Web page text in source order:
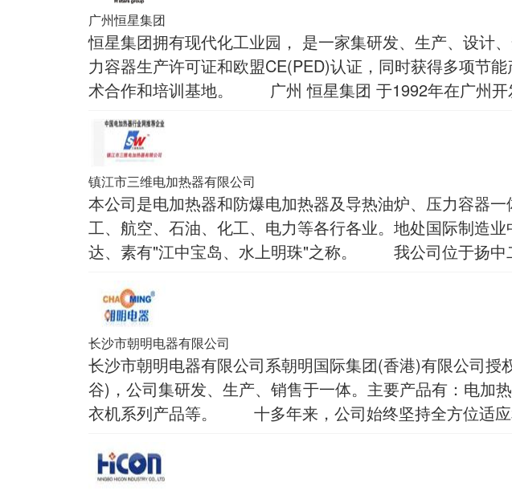
广州恒星集团
恒星集团拥有现代化工业园， 是一家集研发、生产、设计
力容器生产许可证和欧盟CE(PED)认证，同时获得多项节
术合作和培训基地。 广州 恒星集团 于1992年在广州开
镇江市三维电加热器有限公司
本公司是电加热器和防爆电加热器及导热油炉、压力容器
工、航空、石油、化工、电力等各行各业。地处国际制造
达、素有"江中宝岛、水上明珠"之称。 我公司位于扬中
长沙市朝明电器有限公司
长沙市朝明电器有限公司系朝明国际集团(香港)有限公司
谷)，公司集研发、生产、销售于一体。主要产品有：电加
衣机系列产品等。 十多年来，公司始终坚持全方位适应